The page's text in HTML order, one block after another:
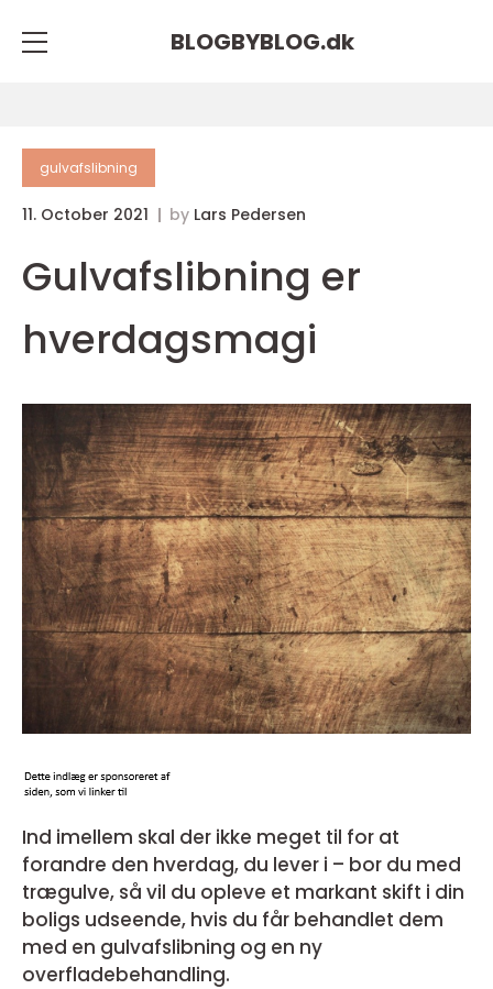
BLOGBYBLOG.dk
gulvafslibning
11. October 2021 by Lars Pedersen
Gulvafslibning er
hverdagsmagi
Ind imellem skal der ikke meget til for at
forandre den hverdag, du lever i – bor du med
trægulve, så vil du opleve et markant skift i din
boligs udseende, hvis du får behandlet dem
med en gulvafslibning og en ny
overfladebehandling.